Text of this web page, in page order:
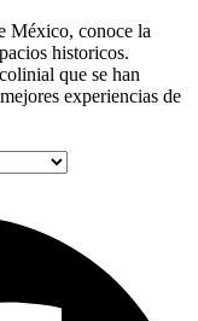
México, conoce la
historicos.
que se han
experiencias de